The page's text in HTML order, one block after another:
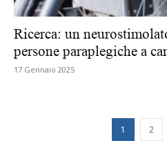
Ricerca: un
persone paraplegiche a
17 Gennaio 2025
1 2